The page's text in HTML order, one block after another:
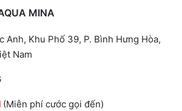
MINA
Khu Phố 39, P. Bình Hưng Hòa,
Nam
(Miễn phí cước gọi đến)